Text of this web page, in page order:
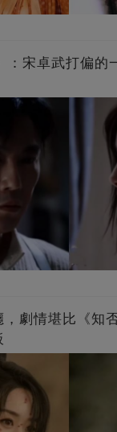
：宋卓武打偏的
劇情堪比《知